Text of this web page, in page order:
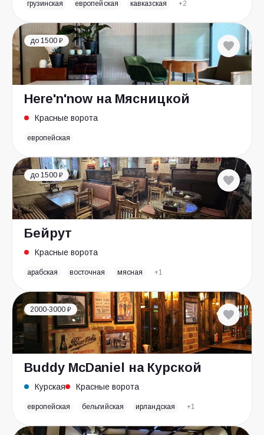
грузинская европейская кавказская +2
до 1500 ₽
Here'n'now на Мясницкой
Красные ворота
европейская
до 1500 ₽
Бейрут
Красные ворота
арабская восточная мясная +1
2000-3000 ₽
Buddy McDaniel на Курской
Курская Красные ворота
европейская бельгийская ирландская +1